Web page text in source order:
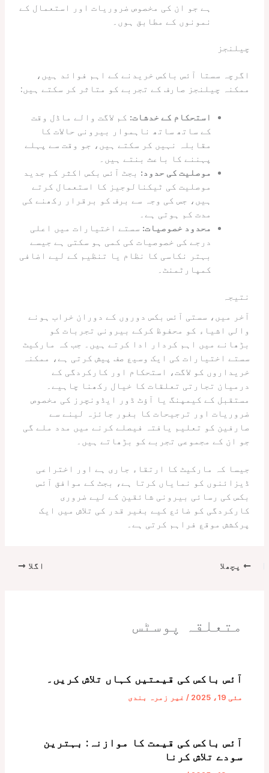
ہے جو ان کی مخصوص ضروریات اور استعمال کے
نمونوں کے مطابق ہوں۔
چیلنجز
اگرچہ سستا آئس باکس خریدنے کے اہم فوائد ہیں،
ممکنہ چیلنجز صارف کے تجربے کو متاثر کر سکتے ہیں:
استحکام کے خدشات: کم لاگت والے ماڈل وقت
کے ساتھ ساتھ ناہموار بیرونی حالات کا
مقابلہ نہیں کر سکتے ہیں، جو وقت سے پہلے
پہننے کا باعث بنتے ہیں۔
موصلیت کی حدود: بجٹ آئس بکس اکثر کم جدید
موصلیت کی ٹیکنالوجیز کا استعمال کرتے
ہیں، جس کی وجہ سے برف کو برقرار رکھنے کی
مدت کم ہوتی ہے۔
محدود خصوصیات: سستے اختیارات میں اعلی
درجے کی خصوصیات کی کمی ہو سکتی ہے جیسے
بہتر نکاسی کا نظام یا تنظیم کے لیے اضافی
کمپارٹمنٹ۔
نتیجہ
آخر میں، سستی آئس بکس دوروں کے دوران خراب ہونے
والی اشیاء کو محفوظ کرکے بیرونی تجربات کو
بڑھانے میں اہم کردار ادا کرتے ہیں۔ جب کہ مارکیٹ
سستے اختیارات کی ایک وسیع صف پیش کرتی ہے، ممکنہ
خریداروں کو لاگت، استحکام اور کارکردگی کے
درمیان تجارتی تعلقات کا خیال رکھنا چاہیے۔
مستقبل کے کیمپنگ یا آؤٹ ڈور ایڈونچرز کی مخصوص
ضروریات اور ترجیحات کا بغور جائزہ لینے سے
صارفین کو تعلیم یافتہ فیصلے کرنے میں مدد ملے گی
جو ان کے مجموعی تجربے کو بڑھاتے ہیں۔
جیسا کہ مارکیٹ کا ارتقاء جاری ہے اور اختراعی
ڈیزائنوں کو نمایاں کرتا ہے، بجٹ کے موافق آئس
بکس کی رسائی بیرونی شائقین کے لیے ضروری
کارکردگی کو ضائع کیے بغیر قدر کی تلاش میں ایک
پرکشش موقع فراہم کرتی ہے۔
پچھلا اگلا
متعلقہ پوسٹس
آئس باکس کی قیمتیں کہاں تلاش کریں۔
مئی 19، 2025 / غیر زمرہ بندی
آئس باکس کی قیمت کا موازنہ: بہترین
سودے تلاش کرنا